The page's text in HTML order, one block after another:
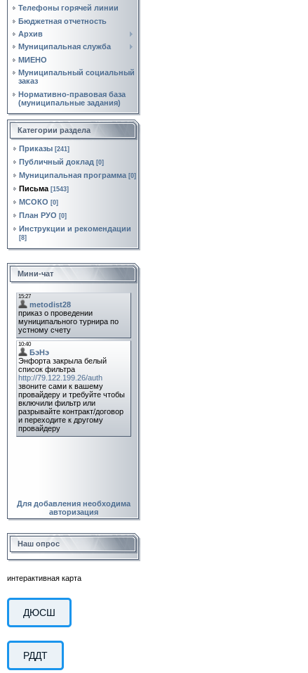
Телефоны горячей линии
Бюджетная отчетность
Архив
Муниципальная служба
МИЕНО
Муниципальный социальный
заказ
Нормативно‑правовая база
(муниципальные задания)
Категории раздела
Приказы [241]
Публичный доклад [0]
Муниципальная программа [0]
Письма [1543]
МСОКО [0]
План РУО [0]
Инструкции и рекомендации
[8]
Мини-чат
Для добавления необходима
авторизация
Наш опрос
интерактивная карта
ДЮСШ
РДДТ